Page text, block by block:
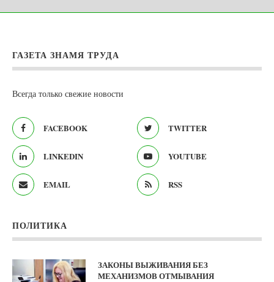
ГАЗЕТА ЗНАМЯ ТРУДА
Всегда только свежие новости
FACEBOOK TWITTER
LINKEDIN YOUTUBE
EMAIL RSS
ПОЛИТИКА
ЗАКОНЫ ВЫЖИВАНИЯ БЕЗ
МЕХАНИЗМОВ ОТМЫВАНИЯ